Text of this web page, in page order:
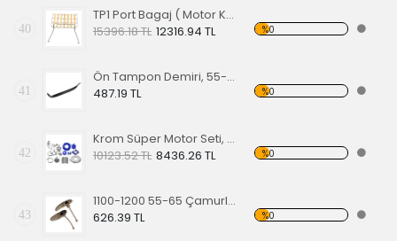
40
TP1 Port Bagaj ( Motor Kaput Üstü )
15396.18 TL 12316.94 TL %0
41
Ön Tampon Demiri, 55-67 EA
487.19 TL
%0
42
Krom Süper Motor Seti, Mavi
10123.52 TL 8436.26 TL %0
43
1100-1200 55-65 Çamurluk Sinyali Alt Lastiği Takımı
626.39 TL
%0